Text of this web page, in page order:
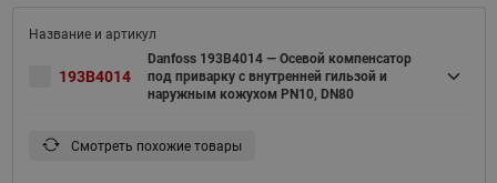
193B4014
Danfoss 193B4014 — Осевой компенсатор
под приварку с внутренней гильзой и
наружным кожухом PN10, DN80
Смотреть похожие товары